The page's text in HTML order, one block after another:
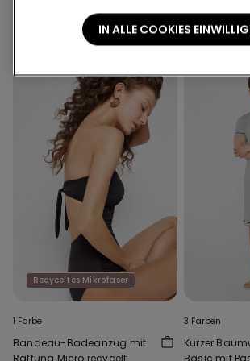
Das könnte Dir auch gefallen
Recyceltes Mikrofaser
1 Farbe
Bandeau-Badeanzug mit
3 Farben
Kurzer
IN ALLE COOKIES